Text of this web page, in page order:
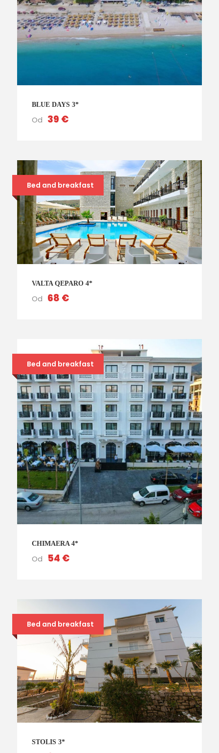
BLUE DAYS 3*
Od 39 €
Bed and breakfast
VALTA QEPARO 4*
Od 68 €
Bed and breakfast
CHIMAERA 4*
Od 54 €
Bed and breakfast
STOLIS 3*